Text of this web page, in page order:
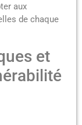
aux
de chaque
et